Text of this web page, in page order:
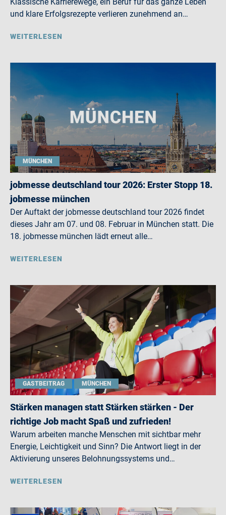
und klare Erfolgsrezepte verlieren zunehmend an…
WEITERLESEN
MÜNCHEN
jobmesse deutschland tour 2026: Erster Stopp 18.
jobmesse münchen
Der Auftakt der jobmesse deutschland tour 2026 findet
dieses Jahr am 07. und 08. Februar in München statt. Die
18. jobmesse münchen lädt erneut alle…
WEITERLESEN
GASTBEITRAG MÜNCHEN
Stärken managen statt Stärken stärken - Der
richtige Job macht Spaß und zufrieden!
Warum arbeiten manche Menschen mit sichtbar mehr
Energie, Leichtigkeit und Sinn? Die Antwort liegt in der
Aktivierung unseres Belohnungssystems und…
WEITERLESEN